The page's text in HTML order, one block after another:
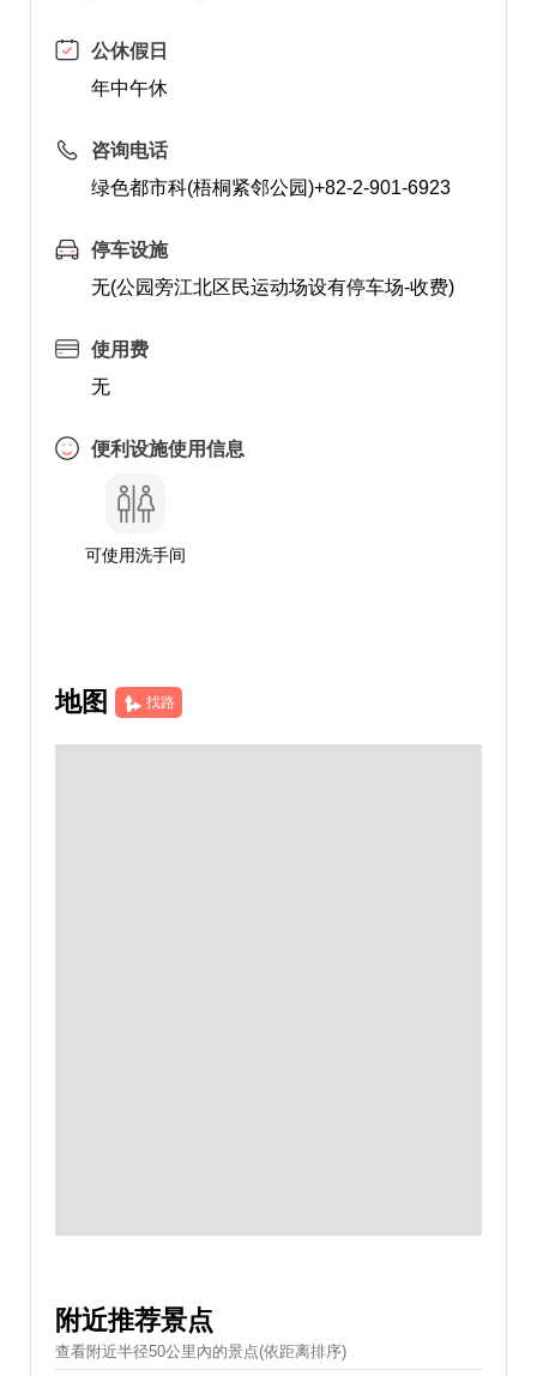
公休假日
年中午休
咨询电话
绿色都市科(梧桐紧邻公园)+82-2-901-6923
停车设施
无(公园旁江北区民运动场设有停车场-收费)
使用费
无
便利设施使用信息
可使用洗手间
地图 找路
附近推荐景点
查看附近半径50公里內的景点(依距离排序)